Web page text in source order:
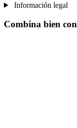
Información legal
Combina bien con